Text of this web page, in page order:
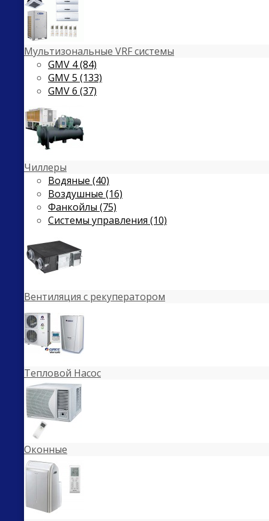
Мультизональные VRF системы
GMV 4 (84)
GMV 5 (133)
GMV 6 (37)
Чиллеры
Водяные (40)
Воздушные (16)
Фанкойлы (75)
Системы управления (10)
Вентиляция с рекуператором
Тепловой Насос
Оконные